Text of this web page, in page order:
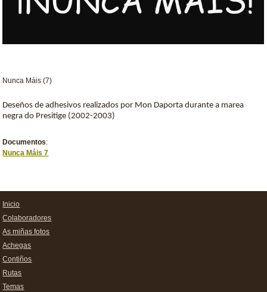
Nunca Máis (7)
Deseños de adhesivos realizados por Mon Daporta durante a marea
negra do Presitige (2002-2003)
Documentos:
Nunca Máis 7
Inicio
Colaboradores
As miñas fotos
Achegas
Contiños
Rutas
Temas